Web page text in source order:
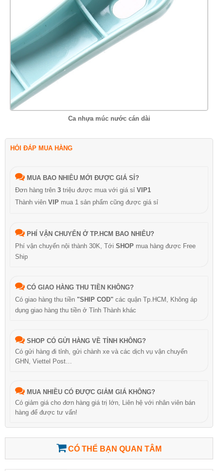
Ca nhựa múc nước cán dài
HỎI ĐÁP MUA HÀNG
MUA BAO NHIÊU MỚI ĐƯỢC GIÁ SỈ?
Đơn hàng trên 3 triệu được mua với giá sỉ VIP1
Thành viên VIP mua 1 sản phẩm cũng được giá sỉ
PHÍ VẬN CHUYỂN Ở TP.HCM BAO NHIÊU?
Phí vận chuyển nội thành 30K, Tới SHOP mua hàng được Free
Ship
CÓ GIAO HÀNG THU TIỀN KHÔNG?
Có giao hàng thu tiền "SHIP COD" các quận Tp.HCM, Không áp
dụng giao hàng thu tiền ở Tỉnh Thành khác
SHOP CÓ GỬI HÀNG VỀ TỈNH KHÔNG?
Có gửi hàng đi tỉnh, gửi chành xe và các dịch vụ vận chuyển
GHN, Viettel Post…
MUA NHIỀU CÓ ĐƯỢC GIẢM GIÁ KHÔNG?
Có giảm giá cho đơn hàng giá trị lớn, Liên hệ với nhân viên bán
hàng để được tư vấn!
CÓ THỂ BẠN QUAN TÂM